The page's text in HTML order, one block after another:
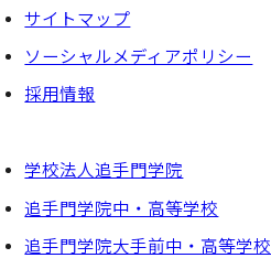
サイトマップ
ソーシャルメディアポリシー
採⽤情報
学校法人追手門学院
追手門学院中・高等学校
追手門学院大手前中・高等学校